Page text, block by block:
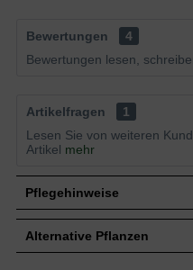
Bewertungen
4
Bewertungen lesen,
Artikelfragen
1
Lesen Sie von weiteren
Artikel mehr
Pflegehinweise
Pflanz- und
Alternative Pflanzen